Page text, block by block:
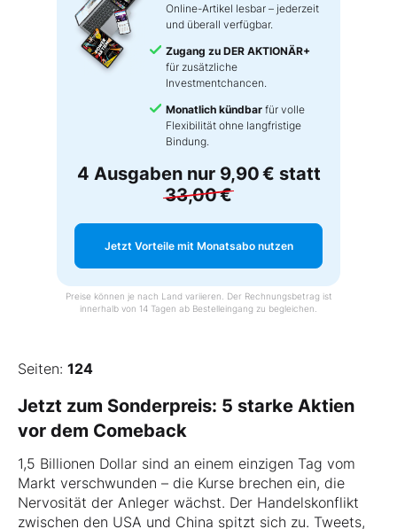
Online-Artikel lesbar – jederzeit
und überall verfügbar.
Zugang zu DER AKTIONÄR+
für zusätzliche
Investmentchancen.
Monatlich kündbar für volle
Flexibilität ohne langfristige
Bindung.
4 Ausgaben nur 9,90 € statt
33,00 €
Jetzt Vorteile mit Monatsabo nutzen
Preise können je nach Land variieren. Der Rechnungsbetrag ist
innerhalb von 14 Tagen ab Bestelleingang zu begleichen.
Seiten: 124
Jetzt zum Sonderpreis: 5 starke Aktien
vor dem Comeback
1,5 Billionen Dollar sind an einem einzigen Tag vom
Markt verschwunden – die Kurse brechen ein, die
Nervosität der Anleger wächst. Der Handelskonflikt
zwischen den USA und China spitzt sich zu. Tweets,